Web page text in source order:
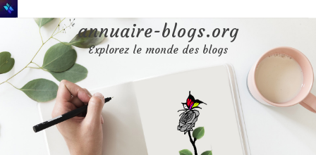
Aller
au
annuaire-blogs.org
Explorez le monde des blogs